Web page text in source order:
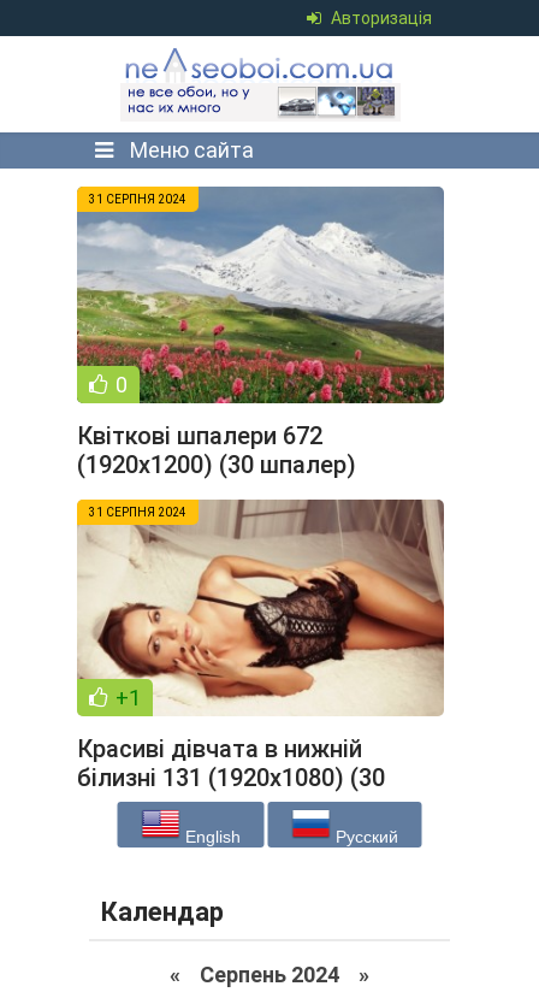
Авторизація
Меню сайта
31 СЕРПНЯ 2024
0
Квіткові шпалери 672
(1920x1200) (30 шпалер)
31 СЕРПНЯ 2024
+1
Красиві дівчата в нижній
білизні 131 (1920x1080) (30
шпалер)
English Русский
Календар
« Серпень 2024 »